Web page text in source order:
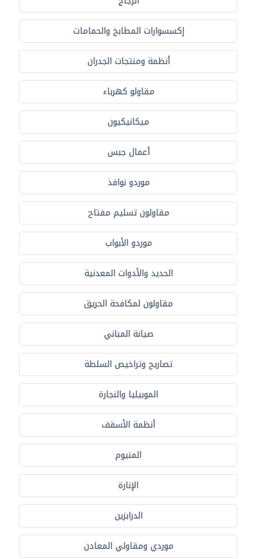
إكسسوارات المطابخ والحمامات
أنظمة ومنتجات الجدران
مقاولو كهرباء
ميكانيكيون
أعمال جبس
موردو نوافذ
مقاولون تسليم مفتاح
موردو الأبواب
الحديد والأدوات المعدنية
مقاولون لمكافحة الحريق
صيانة المباني
تصاريح وتراخيص السلطة
الموبيليا والنجارة
أنظمة الأسقف
المنيوم
الإنارة
الدرابزين
موردي ومقاولي المعادن